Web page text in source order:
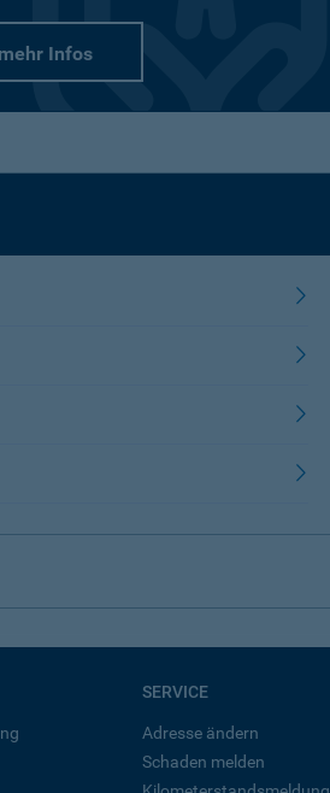
mehr Infos
SERVICE
Adresse ändern
Schaden melden